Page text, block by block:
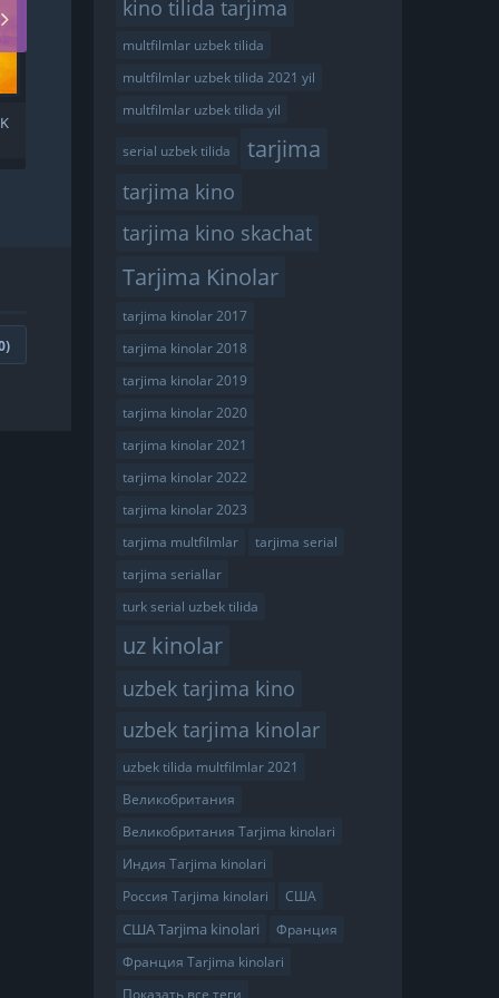
NAMOYISHLAR / KUNG-FU
)
kino tilida tarjima
multfilmlar uzbek tilida
multfilmlar uzbek tilida 2021 yil
multfilmlar uzbek tilida yil
serial uzbek tilida tarjima
tarjima kino
tarjima kino skachat
Tarjima Kinolar
tarjima kinolar 2017
tarjima kinolar 2018
tarjima kinolar 2019
tarjima kinolar 2020
tarjima kinolar 2021
tarjima kinolar 2022
tarjima kinolar 2023
tarjima multfilmlar
tarjima serial
tarjima seriallar
turk serial uzbek tilida
uz kinolar
uzbek tarjima kino
uzbek tarjima kinolar
uzbek tilida multfilmlar 2021
Великобритания
Великобритания Tarjima kinolari
Индия Tarjima kinolari
Россия Tarjima kinolari
США
США Tarjima kinolari
Франция
Франция Tarjima kinolari
Показать все теги